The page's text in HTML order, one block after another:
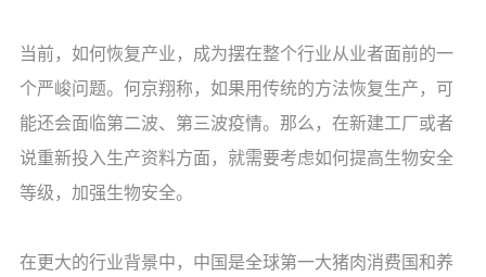
当前，如何恢复产业，成为摆在整个行业从业者面前的一
个严峻问题。何京翔称，如果用传统的方法恢复生产，可
能还会面临第二波、第三波疫情。那么，在新建工厂或者
说重新投入生产资料方面，就需要考虑如何提高生物安全
等级，加强生物安全。
在更大的行业背景中，中国是全球第一大猪肉消费国和养